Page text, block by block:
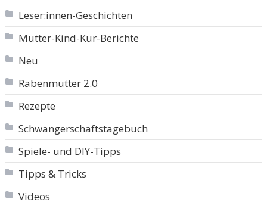
Leser:innen-Geschichten
Mutter-Kind-Kur-Berichte
Neu
Rabenmutter 2.0
Rezepte
Schwangerschaftstagebuch
Spiele- und DIY-Tipps
Tipps & Tricks
Videos